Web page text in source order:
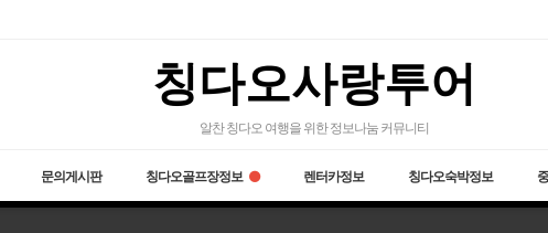
칭다오사랑투어
알찬 칭다오 여행을 위한 정보나눔 커뮤니티
문의게시판 칭다오골프장정보 렌터카정보 칭다오숙박정보